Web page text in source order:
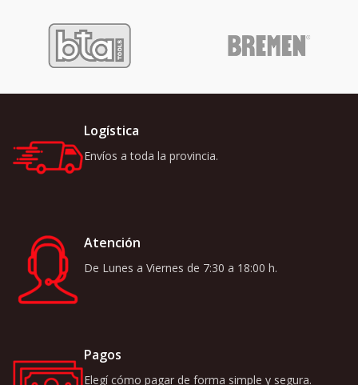
Logística
Envíos a toda la provincia.
Atención
De Lunes a Viernes de 7:30 a 18:00 h.
Pagos
Elegí cómo pagar de forma simple y segura.